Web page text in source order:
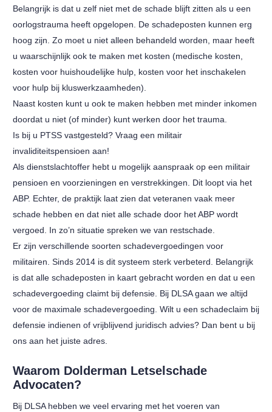
Belangrijk is dat u zelf niet met de schade blijft zitten als u een
oorlogstrauma heeft opgelopen. De schadeposten kunnen erg
hoog zijn. Zo moet u niet alleen behandeld worden, maar heeft
u waarschijnlijk ook te maken met kosten (medische kosten,
kosten voor huishoudelijke hulp, kosten voor het inschakelen
voor hulp bij kluswerkzaamheden).
Naast kosten kunt u ook te maken hebben met minder inkomen
doordat u niet (of minder) kunt werken door het trauma.
Is bij u PTSS vastgesteld? Vraag een militair
invaliditeitspensioen aan!
Als dienstslachtoffer hebt u mogelijk aanspraak op een militair
pensioen en voorzieningen en verstrekkingen. Dit loopt via het
ABP. Echter, de praktijk laat zien dat veteranen vaak meer
schade hebben en dat niet alle schade door het ABP wordt
vergoed. In zo’n situatie spreken we van restschade.
Er zijn verschillende soorten schadevergoedingen voor
militairen. Sinds 2014 is dit systeem sterk verbeterd. Belangrijk
is dat alle schadeposten in kaart gebracht worden en dat u een
schadevergoeding claimt bij defensie. Bij DLSA gaan we altijd
voor de maximale schadevergoeding. Wilt u een schadeclaim bij
defensie indienen of vrijblijvend juridisch advies? Dan bent u bij
ons aan het juiste adres.
Waarom Dolderman Letselschade
Advocaten?
Bij DLSA hebben we veel ervaring met het voeren van